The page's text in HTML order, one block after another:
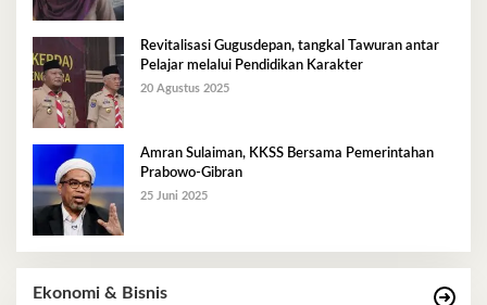
Revitalisasi Gugusdepan, tangkal Tawuran antar
Pelajar melalui Pendidikan Karakter
20 Agustus 2025
Amran Sulaiman, KKSS Bersama Pemerintahan
Prabowo-Gibran
25 Juni 2025
Ekonomi & Bisnis